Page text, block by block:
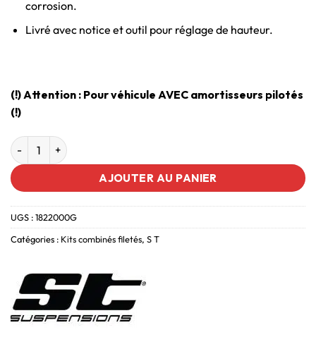
corrosion.
Livré avec notice et outil pour réglage de hauteur.
(!) Attention : Pour véhicule AVEC amortisseurs pilotés
(!)
AJOUTER AU PANIER
UGS :1822000G
Catégories : Kits combinés filetés, S T